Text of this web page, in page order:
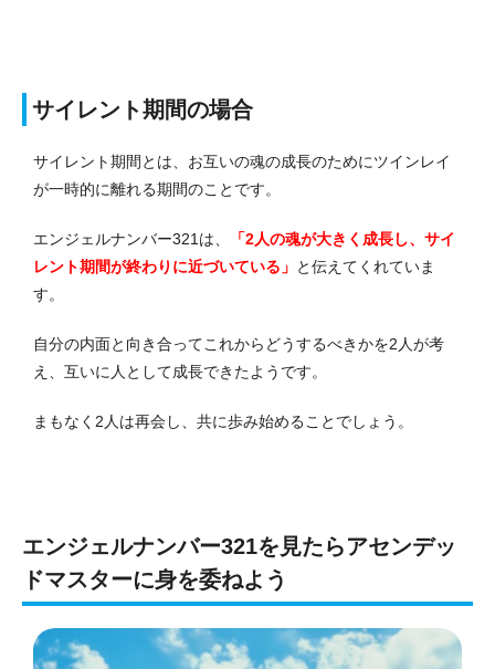
サイレント期間の場合
サイレント期間とは、お互いの魂の成長のためにツインレイ
が一時的に離れる期間のことです。
エンジェルナンバー321は、
「2人の魂が大きく成長し、サイ
レント期間が終わりに近づいている」 と伝えてくれていま
す。
自分の内面と向き合ってこれからどうするべきかを2人が考
え、互いに人として成長できたようです。
まもなく2人は再会し、共に歩み始めることでしょう。
エンジェルナンバー321を見たらアセンデッ
ドマスターに身を委ねよう